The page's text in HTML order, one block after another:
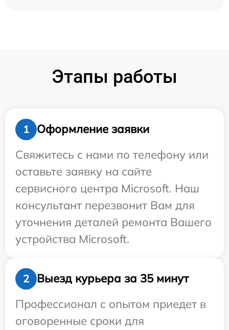
Этапы работы
1
Оформление заявки
Свяжитесь с нами по телефону или
оставьте заявку на сайте
сервисного центра Microsoft. Наш
консультант перезвонит Вам для
уточнения деталей ремонта Вашего
устройства Microsoft.
2
Выезд курьера за 35 минут
Профессионал с опытом приедет в
оговоренные сроки для